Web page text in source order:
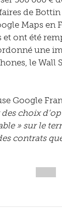
de
Maps en
ont été
une
le Wall
Google
choix
» sur le
contrats